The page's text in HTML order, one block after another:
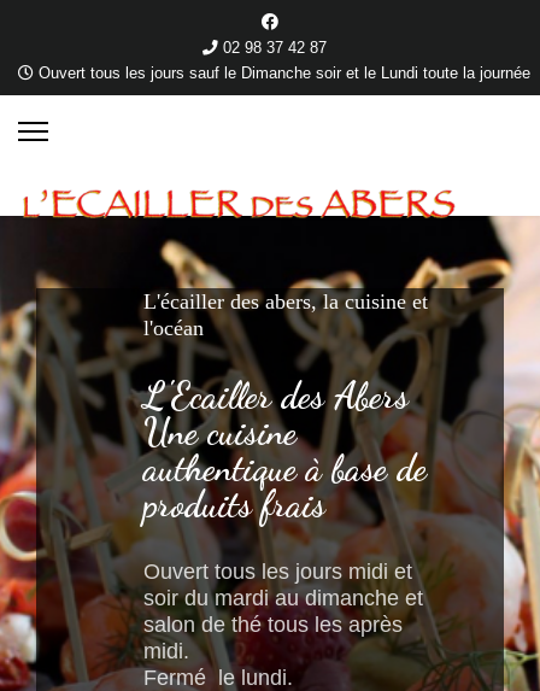
02 98 37 42 87
Ouvert tous les jours sauf le Dimanche soir et le Lundi toute la journée
L'écailler des abers, la cuisine et
l'océan
L'Ecailler des Abers
Une cuisine
authentique à base de
produits frais
Ouvert tous les jours midi et
soir du mardi au dimanche et
salon de thé tous les après
midi.
Fermé le lundi.